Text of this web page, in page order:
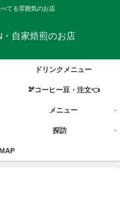
てる雰囲気のお店
自家焙煎のお店
ドリンクメニュー
🫘コーヒー豆・注文👈
メニュー
探訪
MAP